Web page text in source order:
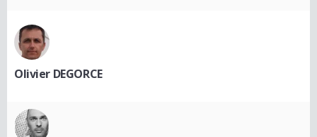
Olivier DEGORCE